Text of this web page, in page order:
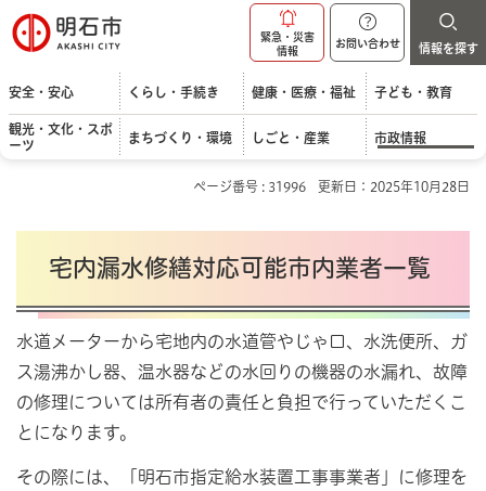
明石市
緊急・災害
情報
お問い合わせ 情報を探す
安全・安心 くらし・手続き 健康・医療・福祉 子ども・教育
観光・文化・スポ
ーツ
まちづくり・環境 しごと・産業 市政情報
ページ番号 : 31996 更新日：2025年10月28日
宅内漏水修繕対応可能市内業者一覧
水道メーターから宅地内の水道管やじゃ口、水洗便所、ガ
ス湯沸かし器、温水器などの水回りの機器の水漏れ、故障
の修理については所有者の責任と負担で行っていただくこ
とになります。
その際には、「明石市指定給水装置工事事業者」に修理を